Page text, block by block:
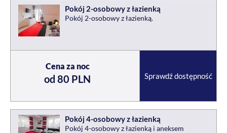
Pokój 2-osobowy z łazienką
Pokój 2-osobowy z łazienką.
Cena za noc
od 80 PLN Sprawdź dostępność
Pokój 4-osobowy z łazienką
Pokój 4-osobowy z łazienką i aneksem